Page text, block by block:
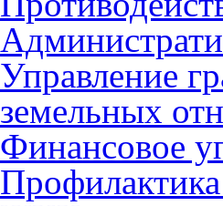
Управление
земельных
Финансовое